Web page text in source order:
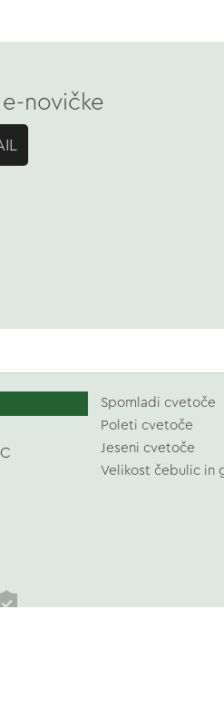
novičke
Spomladi cvetoče
Poleti cvetoče
Jeseni cvetoče
Velikost čebulic in